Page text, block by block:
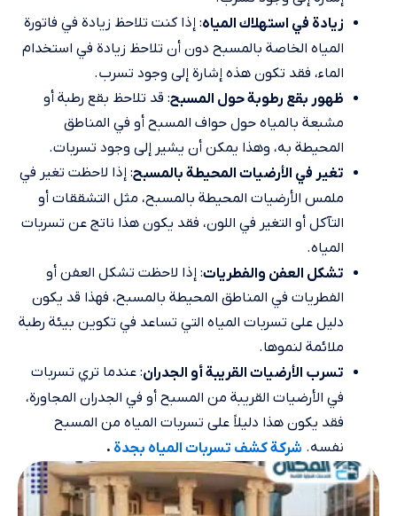
زيادة في استهلاك المياه: إذا كنت تلاحظ زيادة في فاتورة
المياه الخاصة بالمسبح دون أن تلاحظ زيادة في استخدام
الماء، فقد تكون هذه إشارة إلى وجود تسرب.
ظهور بقع رطوبة حول المسبح: قد تلاحظ بقع رطبة أو
مشبعة بالمياه حول حواف المسبح أو في المناطق
المحيطة به، وهذا يمكن أن يشير إلى وجود تسربات.
تغير في الأرضيات المحيطة بالمسبح: إذا لاحظت تغير في
ملمس الأرضيات المحيطة بالمسبح، مثل التشققات أو
التآكل أو التغير في اللون، فقد يكون هذا ناتج عن تسربات
المياه.
تشكل العفن والفطريات: إذا لاحظت تشكل العفن أو
الفطريات في المناطق المحيطة بالمسبح، فهذا قد يكون
دليل على تسربات المياه التي تساعد في تكوين بيئة رطبة
ملائمة لنموها.
تسرب الأرضيات القريبة أو الجدران: عندما تري تسربات
في الأرضيات القريبة من المسبح أو في الجدران المجاورة،
فقد يكون هذا دليلاً على تسربات المياه من المسبح
نفسه. شركة كشف تسربات المياه بجدة .